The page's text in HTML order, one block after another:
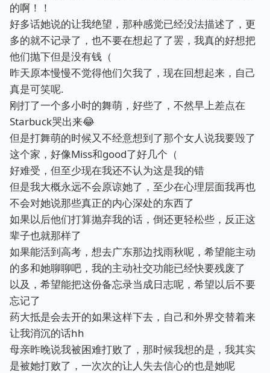
的啊！！
好多话她说的让我绝望，那种感觉已经没法描述了，更
多的就不记录了，也不要在想起了了罢，我真的好想把
他们抛下但是没有钱（
昨天原本慢慢不觉得他们欠我了，现在回想起来，自己
真是可笑呢.
刚打了一个多小时的舞萌，好些了，不然早上差点在
Starbuck哭出来😂
但是打舞萌的时候又不经意想到了那个女人说我要毁了
这个家，好像Miss和good了好几个（
好难受，但至少现在我还不认为这是我的错
但是我大概永远不会原谅她了，至少在心理层面我再也
不会对她说那些真正的内心深处的东西了
如果以后他们打算抛弃我的话，倒还更轻松些，反正这
辈子也就那样了
如果能活到高考，想去广东那边找雨秋呢，希望能主动
的多和她聊聊吧，我的主动社交功能已经快要残废了
以及，希望能把这份备忘录当成日志呢，希望以后不要
忘记了
药大抵是会去开的如果这样下去，自己和外界交替着来
让我消沉的话hh
母亲昨晚说我被困难打败了，那时候我想的是，我其实
是被她打败了，一次次的让人失去信心的也是她呢